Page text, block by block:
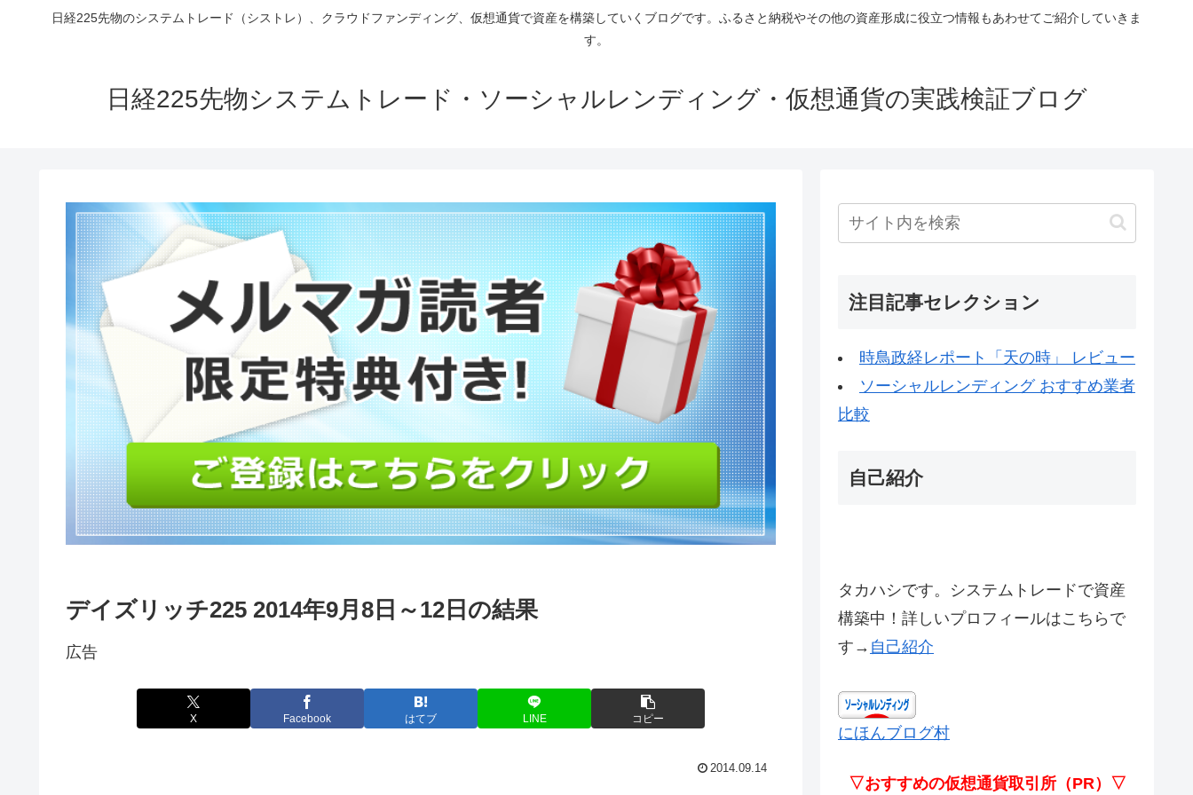
日経225先物のシステムトレード（シストレ）、クラウドファンディング、仮想通貨で資産を構築していくブログです。ふるさと納税やその他の資産形成に役立つ情報もあわせてご紹介していきま
す。
日経225先物システムトレード・ソーシャルレンディング・仮想通貨の実践検証ブログ
デイズリッチ225 2014年9月8日～12日の結果
広告
X Facebook はてブ LINE コピー
2014.09.14
注目記事セレクション
時鳥政経レポート「天の時」 レビュー
ソーシャルレンディング おすすめ業者
比較
自己紹介
タカハシです。システムトレードで資産
構築中！詳しいプロフィールはこちらで
す→ 自己紹介
にほんブログ村
▽おすすめの仮想通貨取引所（PR）▽